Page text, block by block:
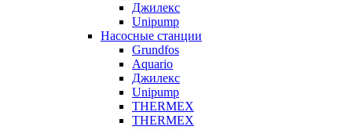
Джилекс
Unipump
Насосные станции
Grundfos
Aquario
Джилекс
Unipump
THERMEX
THERMEX